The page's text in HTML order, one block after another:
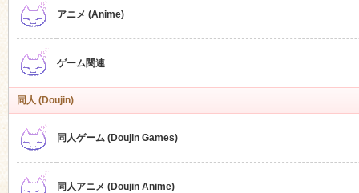
アニメ (Anime)
ゲーム関連
同人 (Doujin)
同人ゲーム (Doujin Games)
同人アニメ (Doujin Anime)